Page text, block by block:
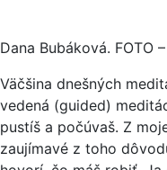
Dana Bubáková. FOTO
Väčšina dnešných
vedená (guided)
pustíš a počúvaš. Z
zaujímavé z toho